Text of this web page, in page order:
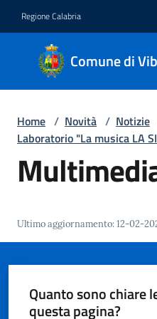
Regione Calabria
Comune di
Comune
di Vibo
Valentia
Servizi
Vivere
Vibo
Valentia
Home / Novità / Notizie
Laboratorio "La musica LA
Ultimo aggiornamento:12-02-
Quanto sono chiare
questa pagina?